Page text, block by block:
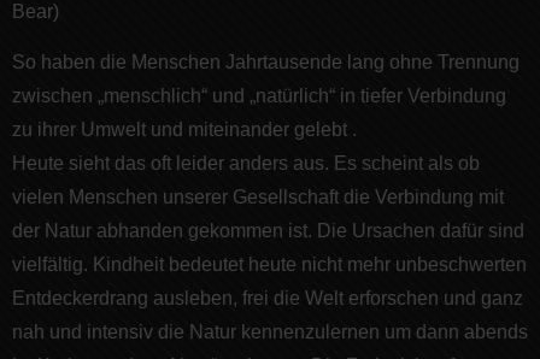
Bear)
So haben die Menschen Jahrtausende lang ohne Trennung
zwischen „menschlich“ und „natürlich“ in tiefer Verbindung
zu ihrer Umwelt und miteinander gelebt .
Heute sieht das oft leider anders aus. Es scheint als ob
vielen Menschen unserer Gesellschaft die Verbindung mit
der Natur abhanden gekommen ist. Die Ursachen dafür sind
vielfältig. Kindheit bedeutet heute nicht mehr unbeschwerten
Entdeckerdrang ausleben, frei die Welt erforschen und ganz
nah und intensiv die Natur kennenzulernen um dann abends